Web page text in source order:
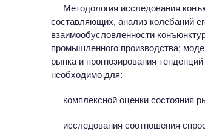
Методология исследования
составляющих, анализ колебаний
взаимообусловленности
промышленного производства;
рынка и прогнозирования
необходимо для:
комплексной оценки состояния
исследования соотношения